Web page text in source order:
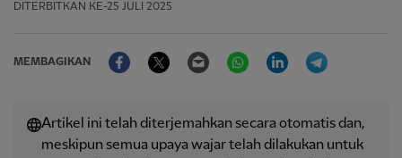
DITERBITKAN KE-25 JULI 2025
MEMBAGIKAN
FacebookTwitter Email WhatsAppLinkedIn
Artikel ini telah diterjemahkan secara otomatis dan,
meskipun semua upaya wajar telah dilakukan untuk